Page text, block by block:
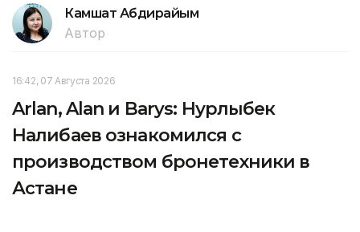
Камшат Абдирайым
Автор
16:42, 07 Августа 2026
Arlan, Alan и Barys: Нурлыбек
Налибаев ознакомился с
производством бронетехники в
Астане